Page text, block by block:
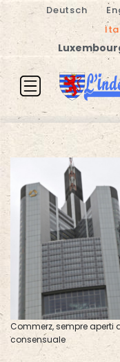
Deutsch
Commerz, sempre
consensuale